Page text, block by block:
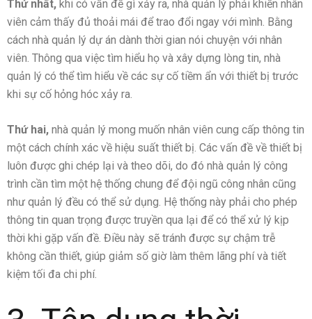
Thứ nhất, khi có vấn đề gì xảy ra, nhà quản lý phải khiến nhân
viên cảm thấy đủ thoải mái để trao đổi ngay với mình. Bằng
cách nhà quản lý dự án dành thời gian nói chuyện với nhân
viên. Thông qua việc tìm hiểu họ và xây dựng lòng tin, nhà
quản lý có thể tìm hiểu về các sự cố tiềm ẩn với thiết bị trước
khi sự cố hỏng hóc xảy ra.
Thứ hai, nhà quản lý mong muốn nhân viên cung cấp thông tin
một cách chính xác về hiệu suất thiết bị. Các vấn đề về thiết bị
luôn được ghi chép lại và theo dõi, do đó nhà quản lý công
trình cần tìm một hệ thống chung để đội ngũ công nhân cũng
như quản lý đều có thể sử dụng. Hệ thống này phải cho phép
thông tin quan trọng được truyền qua lại để có thể xử lý kịp
thời khi gặp vấn đề. Điều này sẽ tránh được sự chậm trễ
không cần thiết, giúp giảm số giờ làm thêm lãng phí và tiết
kiệm tối đa chi phí.